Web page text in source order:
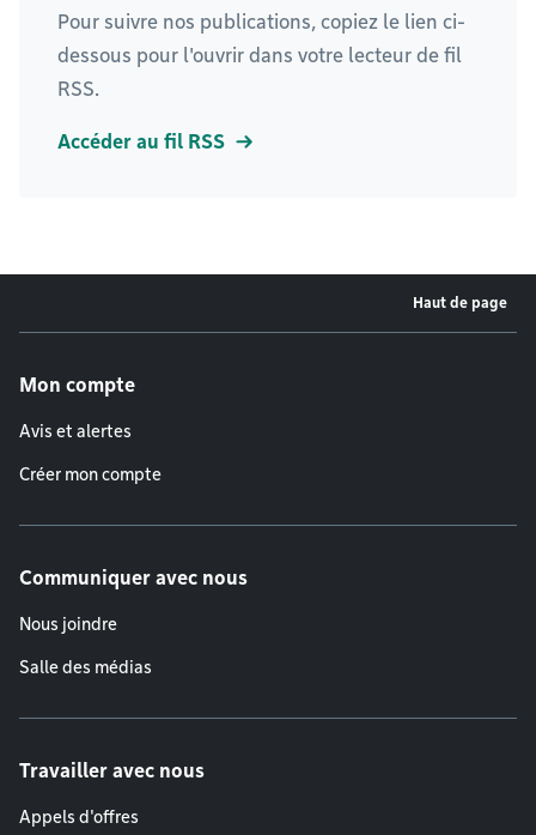
Pour suivre nos publications, copiez le lien ci-
dessous pour l'ouvrir dans votre lecteur de fil
RSS.
Accéder au fil RSS
Haut de page
Mon compte
Avis et alertes
Créer mon compte
Communiquer avec nous
Nous joindre
Salle des médias
Travailler avec nous
Appels d'offres